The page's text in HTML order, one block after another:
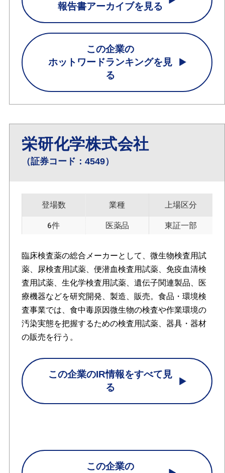
報告書アーカイブを見る
この企業の
ホットワードランキングを見
る
栄研化学株式会社
（証券コード：4549）
登場数
6件
業種
医薬品
上場区分
東証一部
臨床検査薬の総合メーカーとして、微生物検査用試
薬、尿検査用試薬、便潜血検査用試薬、免疫血清検
査用試薬、生化学検査用試薬、遺伝子関連製品、医
療機器などを研究開発、製造、販売。食品・環境検
査事業では、食中毒原因微生物の検査や作業環境の
汚染実態を把握するための検査用試薬、器具・器材
の販売を行う。
この企業のIR情報をすべて見
る
この企業の